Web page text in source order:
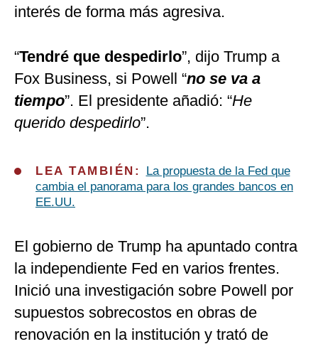
interés de forma más agresiva.
“Tendré que despedirlo”, dijo Trump a
Fox Business, si Powell “no se va a
tiempo”. El presidente añadió: “He
querido despedirlo”.
LEA TAMBIÉN:
La propuesta de la Fed que
cambia el panorama para los grandes bancos en
EE.UU.
El gobierno de Trump ha apuntado contra
la independiente Fed en varios frentes.
Inició una investigación sobre Powell por
supuestos sobrecostos en obras de
renovación en la institución y trató de